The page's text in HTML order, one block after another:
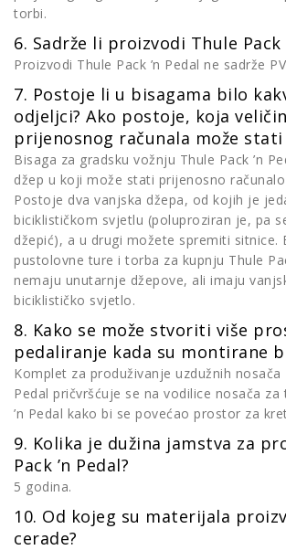
torbi.
6. Sadrže li proizvodi Thule Pack
Proizvodi Thule Pack ’n Pedal ne sadrže
7. Postoje li u bisagama bilo
odjeljci? Ako postoje, koja
prijenosnog računala može stati
Bisaga za gradsku vožnju Thule Pack ’n
džep u koji može stati prijenosno računalo
Postoje dva vanjska džepa, od kojih je
biciklističkom svjetlu (poluproziran je, pa
džepić), a u drugi možete spremiti sitnice.
pustolovne ture i torba za kupnju Thule
nemaju unutarnje džepove, ali imaju
biciklističko svjetlo.
8. Kako se može stvoriti više
pedaliranje kada su montirane
Komplet za produživanje uzdužnih nosača
Pedal pričvršćuje se na vodilice nosača za
’n Pedal kako bi se povećao prostor za
9. Kolika je dužina jamstva za
Pack ’n Pedal?
5 godina.
10. Od kojeg su materijala
cerade?